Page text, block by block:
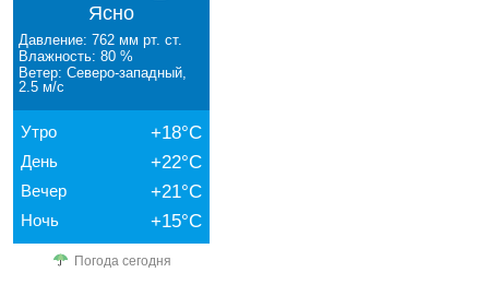
Ясно
Давление: 762 мм рт. ст.
Влажность: 80 %
Ветер: Северо-западный,
2.5 м/с
Утро +18°C
День +22°C
Вечер +21°C
Ночь +15°C
Погода сегодня